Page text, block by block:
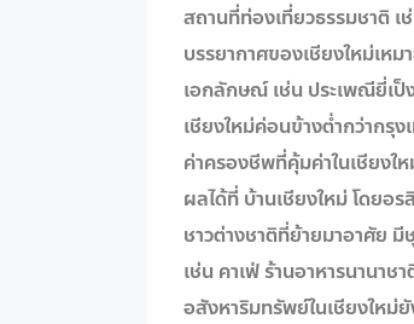
สถานที่ท่องเที่ยวธรรมชาติ
บรรยากาศของเชียงใหม่เห
เอกลักษณ์ เช่น ประเพณียี่เป็
เชียงใหม่ค่อนข้างต่ำกว่ากรุง
ค่าครองชีพที่คุ้มค่าในเชียงใ
ผลได้ที่ บ้านเชียงใหม่ โดยอ
ชาวต่างชาติที่ย้ายมาอาศัย
เช่น คาเฟ่ ร้านอาหารนานา
อสังหาริมทรัพย์ในเชียงใหม่